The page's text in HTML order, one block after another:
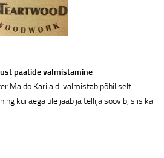
paatide valmistamine
Maido Karilaid valmistab põhiliselt
kui aega üle jääb ja tellija soovib, siis ka